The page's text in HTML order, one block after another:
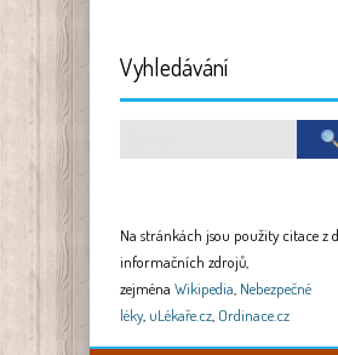
Vyhledávání
Na stránkách jsou použity citace z
informačních zdrojů,
zejména Wikipedia, Nebezpečné
léky, uLékaře.cz, Ordinace.cz